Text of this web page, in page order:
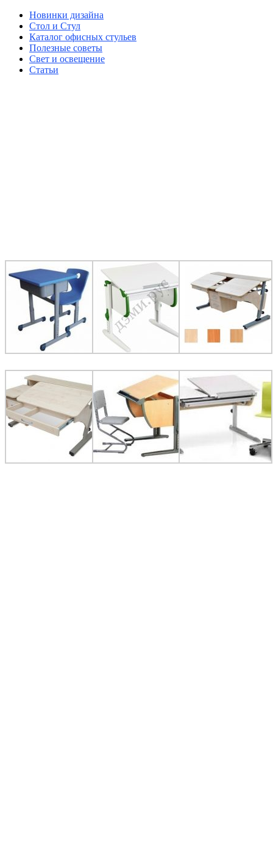
Новинки дизайна
Стол и Стул
Каталог офисных стульев
Полезные советы
Свет и освещение
Статьи